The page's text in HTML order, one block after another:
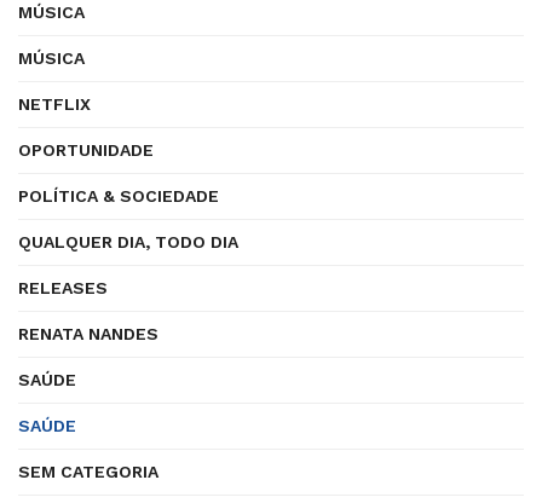
MÚSICA
MÚSICA
NETFLIX
OPORTUNIDADE
POLÍTICA & SOCIEDADE
QUALQUER DIA, TODO DIA
RELEASES
RENATA NANDES
SAÚDE
SAÚDE
SEM CATEGORIA